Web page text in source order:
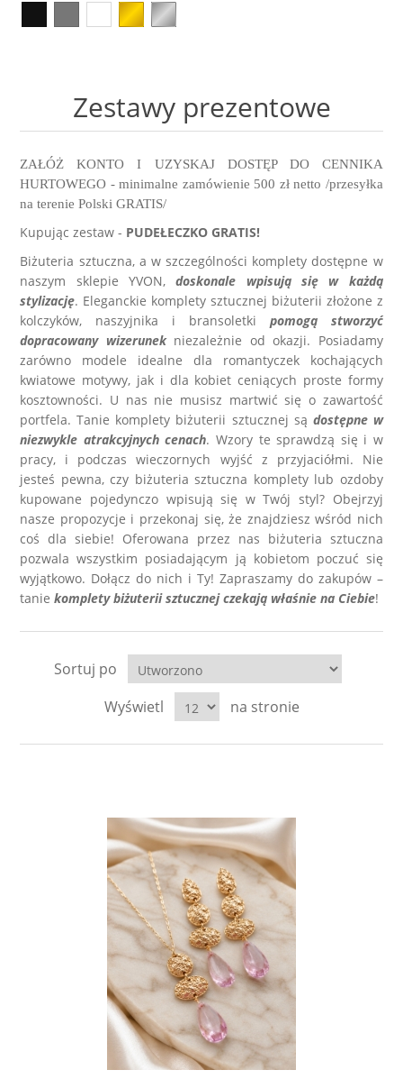
Pierścionki
Zestawy prezentowe
Akcesoria
Różańce
Ekspozytory i opakowania
Klipsy do guzików - NEW
Naszyjniki męskie
Sygnety męskie i obrączki
Kolczyki męskie
Kolekcja ZODIAK
BRELOKI
Kamienie naturalne
Biżuteria ze skóry
Biżuteria ślubna
Wieczorowa
Stal szlachetna 316L
Biżuteria metalowa
Metal szczotkowany
KAMIENIE NATURALNE
AMAZONIT
AWENTURYN
JASPIS
KOCIE OKO / KWARC
JADEIT
KRYSZTAŁ GÓRSKI
LABRADORYT
LAPIS LAZURI
MASA PERŁOWA
RODOCHROZYT
RODONIT
TYGRYSIE OKO
Zestawy prezentowe
ZAŁÓŻ KONTO I UZYSKAJ DOSTĘP DO CENNIKA
HURTOWEGO - minimalne zamówienie 500 zł netto /przesyłka
na terenie Polski GRATIS/
Kupując zestaw - PUDEŁECZKO GRATIS!
Biżuteria sztuczna, a w szczególności komplety dostępne w
naszym sklepie YVON,doskonale wpisują się w każdą
stylizację. Eleganckie komplety sztucznej biżuterii złożone z
kolczyków, naszyjnika i bransoletki pomogą stworzyć
dopracowany wizerunekniezależnie od okazji. Posiadamy
zarówno modele idealne dla romantyczek kochających
kwiatowe motywy, jak i dla kobiet ceniących proste formy
kosztowności. U nas nie musisz martwić się o zawartość
portfela. Tanie komplety biżuterii sztucznej są dostępne w
niezwykle atrakcyjnych cenach. Wzory te sprawdzą się i w
pracy, i podczas wieczornych wyjść z przyjaciółmi. Nie
jesteś pewna, czy biżuteria sztuczna komplety lub ozdoby
kupowane pojedynczo wpisują się w Twój styl? Obejrzyj
nasze propozycje i przekonaj się, że znajdziesz wśród nich
coś dla siebie! Oferowana przez nas biżuteria sztuczna
pozwala wszystkim posiadającym ją kobietom poczuć się
wyjątkowo. Dołącz do nich i Ty! Zapraszamy do zakupów –
taniekomplety biżuterii sztucznej czekają właśnie na Ciebie!
Sortuj po
Wyświetl
na stronie